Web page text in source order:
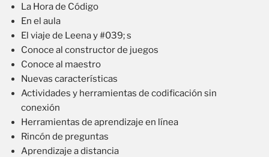
La Hora de Código
En el aula
El viaje de Leena y #039; s
Conoce al constructor de juegos
Conoce al maestro
Nuevas características
Actividades y herramientas de codificación sin
conexión
Herramientas de aprendizaje en línea
Rincón de preguntas
Aprendizaje a distancia